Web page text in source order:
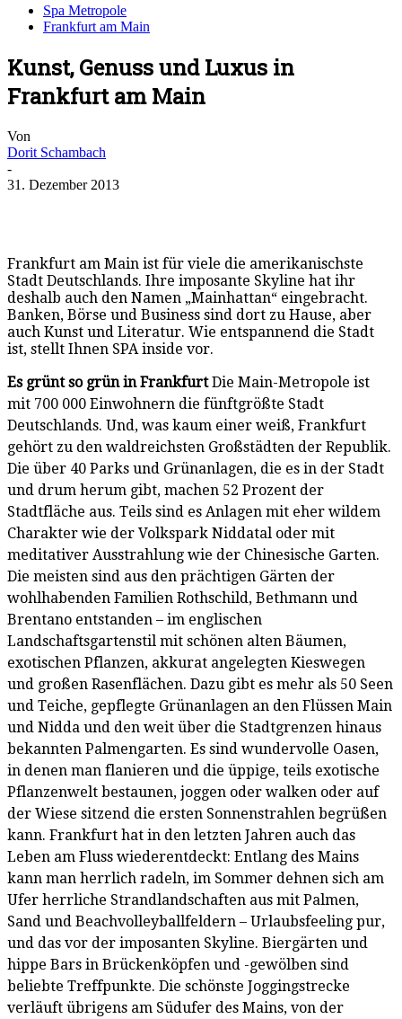
Spa Metropole
Frankfurt am Main
Kunst, Genuss und Luxus in
Frankfurt am Main
Von
Dorit Schambach
-
31. Dezember 2013
Frankfurt am Main ist für viele die amerikanischste
Stadt Deutschlands. Ihre imposante Skyline hat ihr
deshalb auch den Namen „Mainhattan“ eingebracht.
Banken, Börse und Business sind dort zu Hause, aber
auch Kunst und Literatur. Wie entspannend die Stadt
ist, stellt Ihnen SPA inside vor.
Es grünt so grün in FrankfurtDie Main-Metropole ist
mit 700 000 Einwohnern die fünftgrößte Stadt
Deutschlands. Und, was kaum einer weiß, Frankfurt
gehört zu den waldreichsten Großstädten der Republik.
Die über 40 Parks und Grünanlagen, die es in der Stadt
und drum herum gibt, machen 52 Prozent der
Stadtfläche aus. Teils sind es Anlagen mit eher wildem
Charakter wie der Volkspark Niddatal oder mit
meditativer Ausstrahlung wie der Chinesische Garten.
Die meisten sind aus den prächtigen Gärten der
wohlhabenden Familien Rothschild, Bethmann und
Brentano entstanden – im englischen
Landschaftsgartenstil mit schönen alten Bäumen,
exotischen Pflanzen, akkurat angelegten Kieswegen
und großen Rasenflächen. Dazu gibt es mehr als 50 Seen
und Teiche, gepflegte Grünanlagen an den Flüssen Main
und Nidda und den weit über die Stadtgrenzen hinaus
bekannten Palmengarten. Es sind wundervolle Oasen,
in denen man flanieren und die üppige, teils exotische
Pflanzenwelt bestaunen, joggen oder walken oder auf
der Wiese sitzend die ersten Sonnenstrahlen begrüßen
kann. Frankfurt hat in den letzten Jahren auch das
Leben am Fluss wiederentdeckt: Entlang des Mains
kann man herrlich radeln, im Sommer dehnen sich am
Ufer herrliche Strandlandschaften aus mit Palmen,
Sand und Beachvolleyballfeldern – Urlaubsfeeling pur,
und das vor der imposanten Skyline. Biergärten und
hippe Bars in Brückenköpfen und -gewölben sind
beliebte Treffpunkte. Die schönste Joggingstrecke
verläuft übrigens am Südufer des Mains, von der